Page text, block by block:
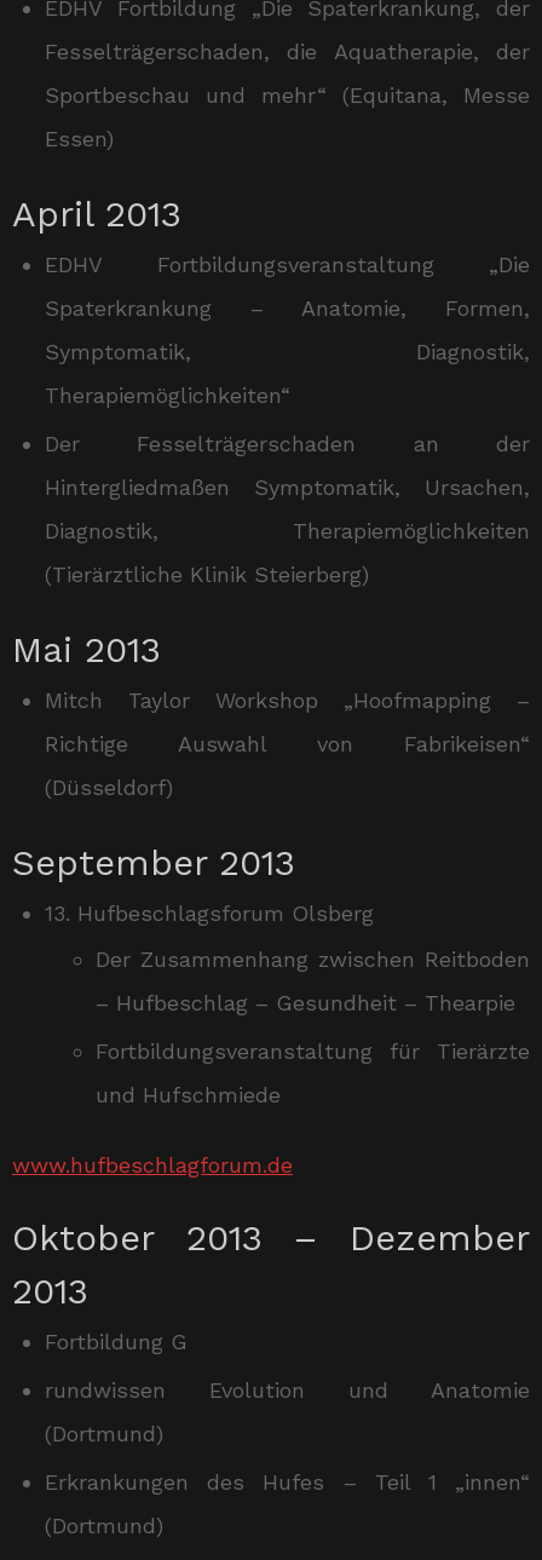
EDHV Fortbildung „Die Spaterkrankung, der
Fesselträgerschaden, die Aquatherapie, der
Sportbeschau und mehr“ (Equitana, Messe
Essen)
April 2013
EDHV Fortbildungsveranstaltung „Die
Spaterkrankung – Anatomie, Formen,
Symptomatik, Diagnostik,
Therapiemöglichkeiten“
Der Fesselträgerschaden an der
Hintergliedmaßen Symptomatik, Ursachen,
Diagnostik, Therapiemöglichkeiten
(Tierärztliche Klinik Steierberg)
Mai 2013
Mitch Taylor Workshop „Hoofmapping –
Richtige Auswahl von Fabrikeisen“
(Düsseldorf)
September 2013
13. Hufbeschlagsforum Olsberg
Der Zusammenhang zwischen Reitboden
– Hufbeschlag – Gesundheit – Thearpie
Fortbildungsveranstaltung für Tierärzte
und Hufschmiede
www.hufbeschlagforum.de
Oktober 2013 – Dezember
2013
Fortbildung G
rundwissen Evolution und Anatomie
(Dortmund)
Erkrankungen des Hufes – Teil 1 „innen“
(Dortmund)